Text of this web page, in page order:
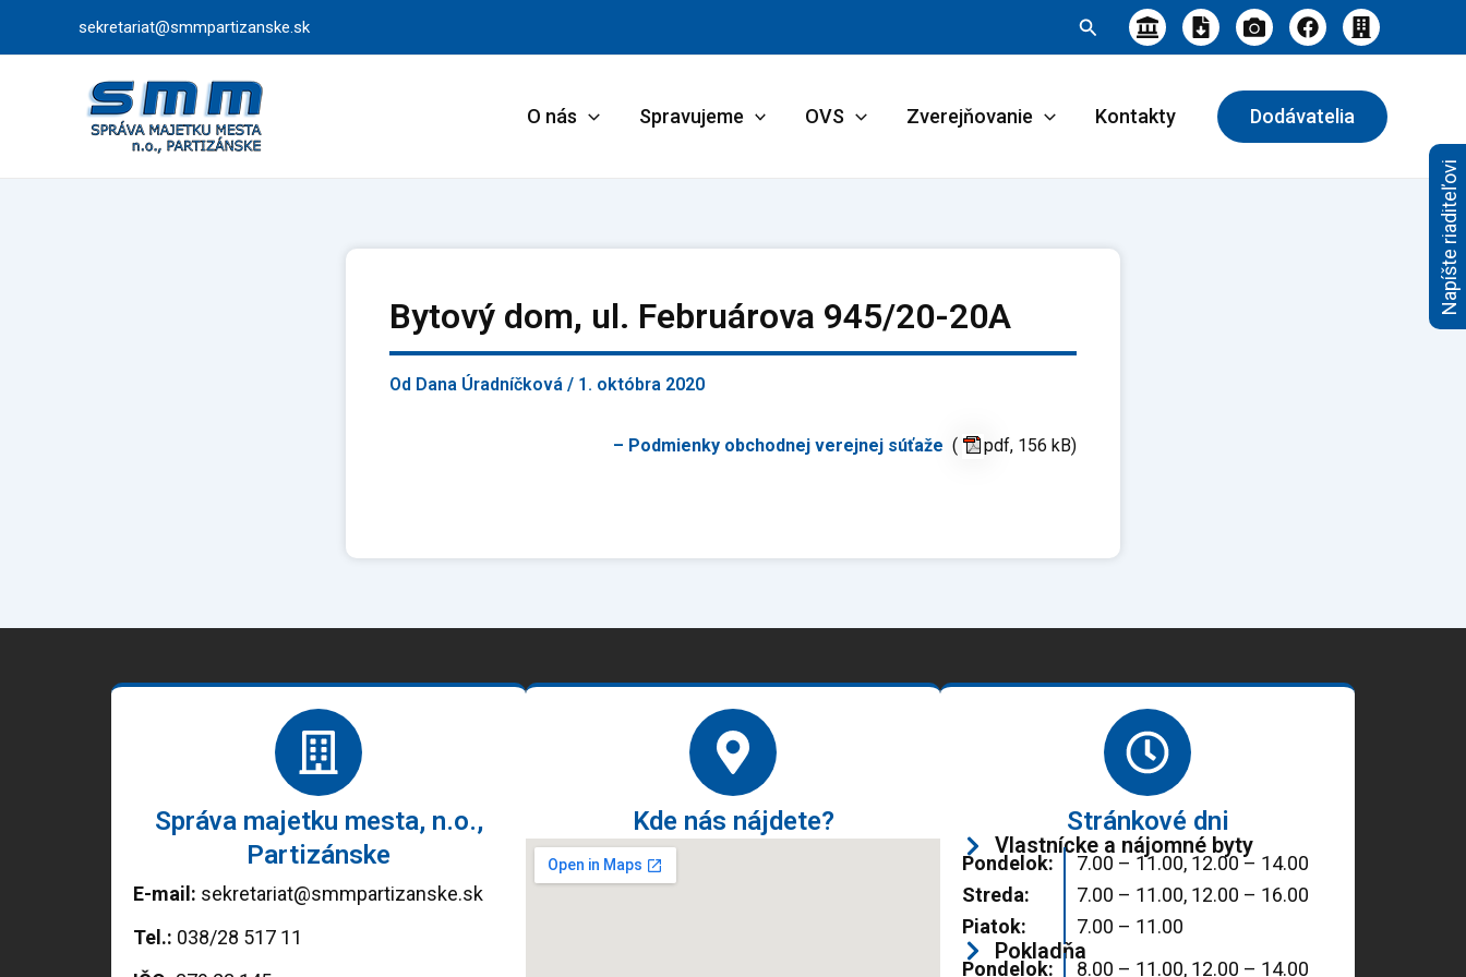
sekretariat@smmpartizanske.sk Hľadať
O nás Spravujeme OVS Zverejňovanie Kontakty Dodávatelia
Bytový dom, ul. Februárova 945/20-20A
Od Dana Úradníčková / 1. októbra 2020
– Podmienky obchodnej verejnej súťaže ( pdf, 156 kB)
Správa majetku mesta, n.o.,
Partizánske
E-mail: sekretariat@smmpartizanske.sk
Tel.: 038/28 517 11
Kde nás nájdete? Stránkové dni
Vlastnícke a nájomné byty
Pondelok:
Streda:
Piatok:
7.00 – 11.00, 12.00 – 14.00
7.00 – 11.00, 12.00 – 16.00
7.00 – 11.00
Pokladňa
Pondelok: 8.00 – 11.00, 12.00 – 14.00
Napíšte riaditeľovi